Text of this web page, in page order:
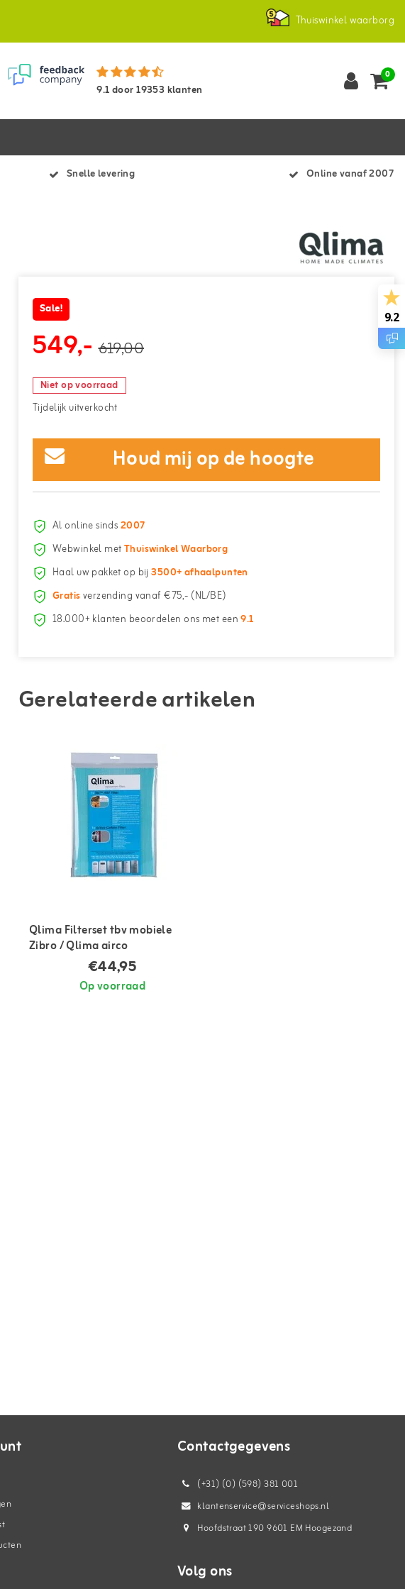
Thuiswinkel waarborg
9.1door19353 klanten
0
Snelle levering Online vanaf 2007
Sale!
549,- 619,00
Niet op voorraad
Tijdelijk uitverkocht
Houd mij op de hoogte
Al online sinds2007
Webwinkel metThuiswinkel Waarborg
Haal uw pakket op bij3500+ afhaalpunten
Gratisverzending vanaf €75,- (NL/BE)
18.000+ klanten beoordelen ons met een9.1
Gerelateerde artikelen
Qlima Filterset tbv mobiele
Zibro / Qlima airco
€44,95
Op voorraad
Contactgegevens
(+31) (0) (598) 381 001
klantenservice@serviceshops.nl
Hoofdstraat 190 9601 EM Hoogezand
Volg ons
9.2